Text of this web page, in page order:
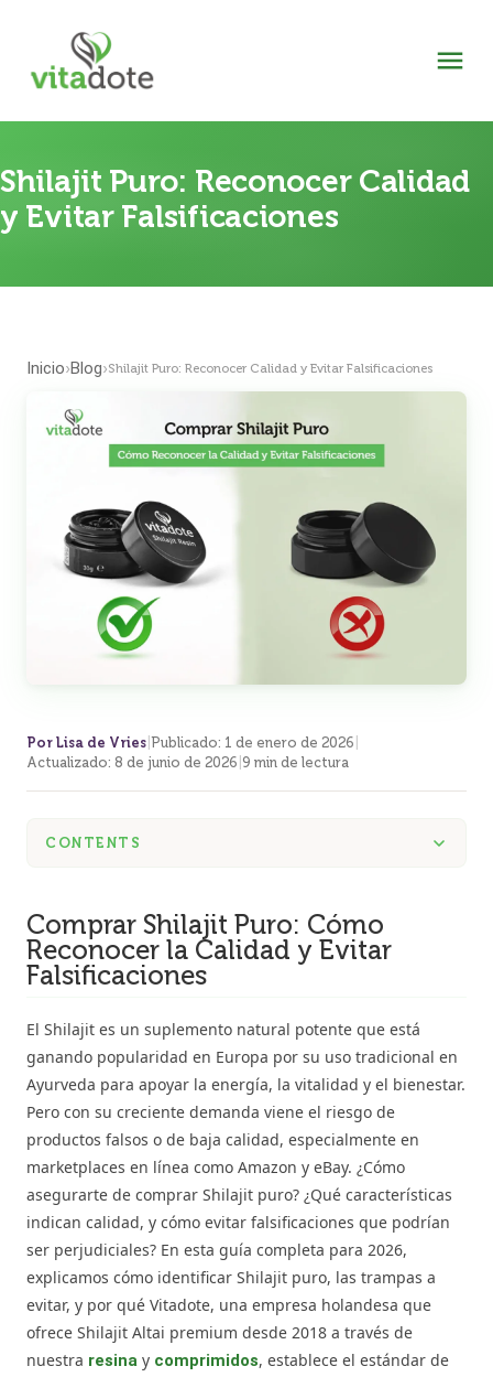
Shilajit Puro: Reconocer Calidad
y Evitar Falsificaciones
Inicio›Blog›Shilajit Puro: Reconocer Calidad y Evitar Falsificaciones
Por Lisa de Vries Publicado: 1 de enero de 2026
Actualizado: 8 de junio de 2026 9 min de lectura
CONTENTS
Comprar Shilajit Puro: Cómo
Reconocer la Calidad y Evitar
Falsificaciones
El Shilajit es un suplemento natural potente que está
ganando popularidad en Europa por su uso tradicional en
Ayurveda para apoyar la energía, la vitalidad y el bienestar.
Pero con su creciente demanda viene el riesgo de
productos falsos o de baja calidad, especialmente en
marketplaces en línea como Amazon y eBay. ¿Cómo
asegurarte de comprar Shilajit puro? ¿Qué características
indican calidad, y cómo evitar falsificaciones que podrían
ser perjudiciales? En esta guía completa para 2026,
explicamos cómo identificar Shilajit puro, las trampas a
evitar, y por qué Vitadote, una empresa holandesa que
ofrece Shilajit Altai premium desde 2018 a través de
nuestra resina y comprimidos, establece el estándar de